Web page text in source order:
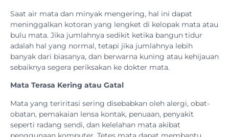
Saat air mata dan minyak mengering, hal ini dapat
meninggalkan kotoran yang lengket di kelopak mata atau
bulu mata. Jika jumlahnya sedikit ketika bangun tidur
adalah hal yang normal, tetapi jika jumlahnya lebih
banyak dari biasanya, dan berwarna kuning atau kehijauan
sebaiknya segera periksakan ke dokter mata.
Mata Terasa Kering atau Gatal
Mata yang teriritasi sering disebabkan oleh alergi, obat-
obatan, pemakaian lensa kontak, penuaan, penyakit
seperti radang sendi, dan kelelahan mata akibat